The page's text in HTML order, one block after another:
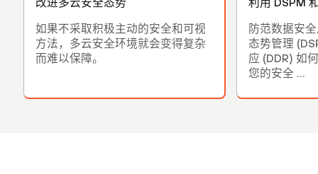
如果不采取积极主动的安全和可视
方法，多云安全环境就会变得复杂
而难以保障。
防范数据安
态势管理
应 (DDR) 如
您的安全 ...